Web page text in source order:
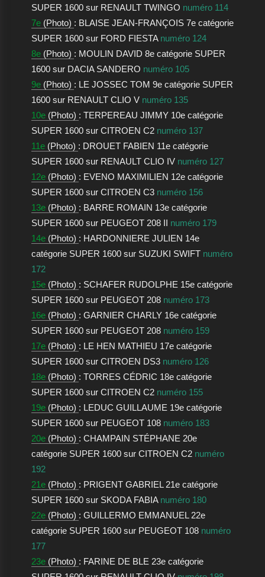
SUPER 1600 sur RENAULT TWINGO numéro 114
7e(Photo) : BLAISE JEAN-FRANÇOIS 7e catégorie
SUPER 1600 sur FORD FIESTA numéro 124
8e(Photo) : MOULIN DAVID 8e catégorie SUPER
1600 sur DACIA SANDERO numéro 105
9e(Photo) : LE JOSSEC TOM 9e catégorie SUPER
1600 sur RENAULT CLIO V numéro 135
10e(Photo) : TERPEREAU JIMMY 10e catégorie
SUPER 1600 sur CITROEN C2 numéro 137
11e(Photo) : DROUET FABIEN 11e catégorie
SUPER 1600 sur RENAULT CLIO IV numéro 127
12e(Photo) : EVENO MAXIMILIEN 12e catégorie
SUPER 1600 sur CITROEN C3 numéro 156
13e(Photo) : BARRE ROMAIN 13e catégorie
SUPER 1600 sur PEUGEOT 208 II numéro 179
14e(Photo) : HARDONNIERE JULIEN 14e
catégorie SUPER 1600 sur SUZUKI SWIFT numéro
172
15e(Photo) : SCHAFER RUDOLPHE 15e catégorie
SUPER 1600 sur PEUGEOT 208 numéro 173
16e(Photo) : GARNIER CHARLY 16e catégorie
SUPER 1600 sur PEUGEOT 208 numéro 159
17e(Photo) : LE HEN MATHIEU 17e catégorie
SUPER 1600 sur CITROEN DS3 numéro 126
18e(Photo) : TORRES CÉDRIC 18e catégorie
SUPER 1600 sur CITROEN C2 numéro 155
19e(Photo) : LEDUC GUILLAUME 19e catégorie
SUPER 1600 sur PEUGEOT 108 numéro 183
20e(Photo) : CHAMPAIN STÉPHANE 20e
catégorie SUPER 1600 sur CITROEN C2 numéro
192
21e(Photo) : PRIGENT GABRIEL 21e catégorie
SUPER 1600 sur SKODA FABIA numéro 180
22e(Photo) : GUILLERMO EMMANUEL 22e
catégorie SUPER 1600 sur PEUGEOT 108 numéro
177
23e(Photo) : FARINE DE BLE 23e catégorie